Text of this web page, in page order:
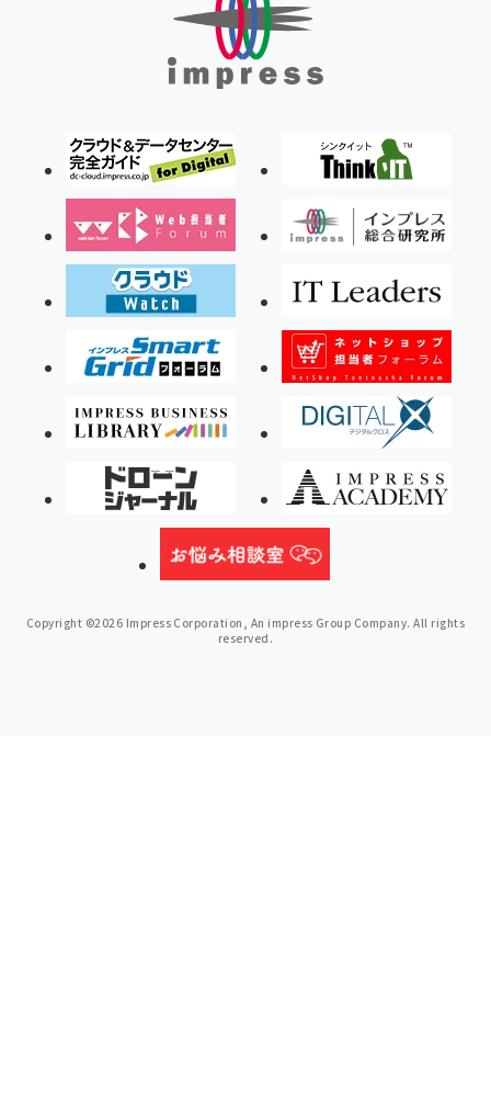
Copyright ©2026 Impress Corporation, An impress Group Company. All rights
reserved.